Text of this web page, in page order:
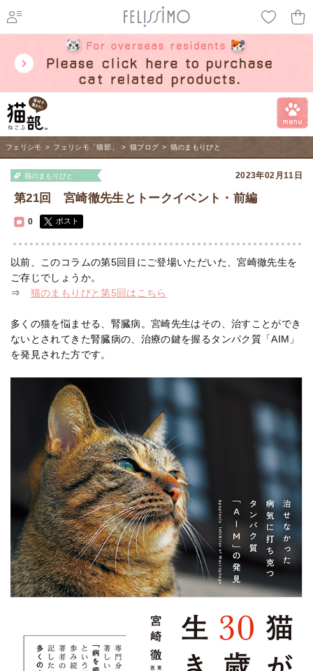
フェリシモ > フェリシモ「猫部」 > 猫ブログ > 猫のまもりびと
猫のまもりびと 2023年02月11日
第21回 宮崎徹先生とトークイベント・前編
0 ポスト
以前、このコラムの第5回目にご登場いただいた、宮崎徹先生を
ご存じでしょうか。
⇒ 猫のまもりびと第5回はこちら
多くの猫を悩ませる、腎臓病。宮崎先生はその、治すことができ
ないとされてきた腎臓病の、治療の鍵を握るタンパク質「AIM」
を発見された方です。